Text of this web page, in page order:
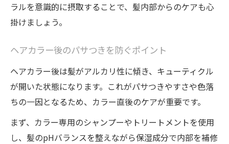
ラルを意識的に摂取することで、髪内部からのケアも心
掛けましょう。
ヘアカラー後のパサつきを防ぐポイント
ヘアカラー後は髪がアルカリ性に傾き、キューティクル
が開いた状態になります。これがパサつきやすさや色落
ちの一因となるため、カラー直後のケアが重要です。
まず、カラー専用のシャンプーやトリートメントを使用
し、髪のpHバランスを整えながら保湿成分で内部を補修